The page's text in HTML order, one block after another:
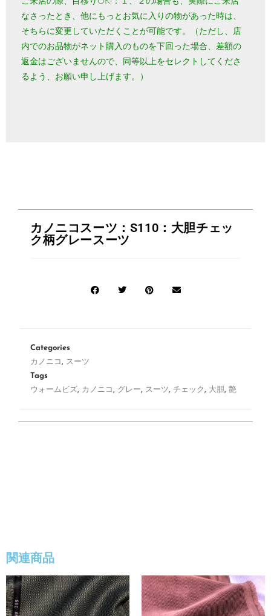
なさったとき、他にもっとお気に入りの物があった時は、
そちらに変更していただくことが可能です。（ただし、店
内でのお品物がネット購入のものを下回った場合、差額の
返金はございませんので、同等以上をセレクトしてくださ
るよう、お願い申し上げます。）
カノニコスーツ：S110：大胆チェッ
ク柄グレースーツ
Categories
カノニコ, スーツ
Tags
ウォームビズ, カノニコ, グレー, スーツ, チェック, 大胆, 艶
関連商品